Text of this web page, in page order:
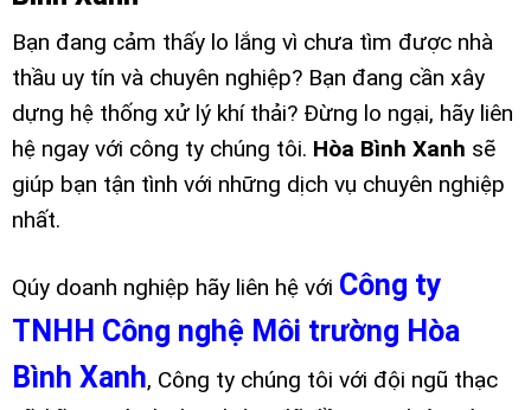
Bạn đang cảm thấy lo lắng vì chưa tìm được nhà
thầu uy tín và chuyên nghiệp? Bạn đang cần xây
dựng hệ thống xử lý khí thải? Đừng lo ngại, hãy liên
hệ ngay với công ty chúng tôi. Hòa Bình Xanh sẽ
giúp bạn tận tình với những dịch vụ chuyên nghiệp
nhất.
Qúy doanh nghiệp hãy liên hệ với Công ty
TNHH Công nghệ Môi trường Hòa
Bình Xanh, Công ty chúng tôi với đội ngũ thạc